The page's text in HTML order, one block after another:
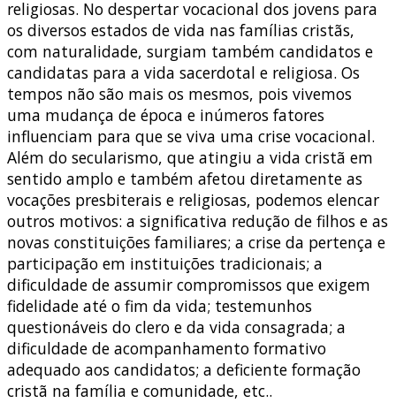
religiosas. No despertar vocacional dos jovens para
os diversos estados de vida nas famílias cristãs,
com naturalidade, surgiam também candidatos e
candidatas para a vida sacerdotal e religiosa. Os
tempos não são mais os mesmos, pois vivemos
uma mudança de época e inúmeros fatores
influenciam para que se viva uma crise vocacional.
Além do secularismo, que atingiu a vida cristã em
sentido amplo e também afetou diretamente as
vocações presbiterais e religiosas, podemos elencar
outros motivos: a significativa redução de filhos e as
novas constituições familiares; a crise da pertença e
participação em instituições tradicionais; a
dificuldade de assumir compromissos que exigem
fidelidade até o fim da vida; testemunhos
questionáveis do clero e da vida consagrada; a
dificuldade de acompanhamento formativo
adequado aos candidatos; a deficiente formação
cristã na família e comunidade, etc..